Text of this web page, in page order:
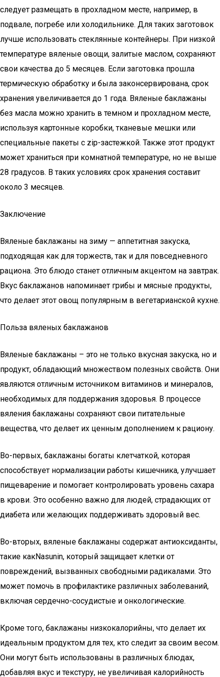
следует размещать в прохладном месте, например, в
подвале, погребе или холодильнике. Для таких заготовок
лучше использовать стеклянные контейнеры. При низкой
температуре вяленые овощи, залитые маслом, сохраняют
свои качества до 5 месяцев. Если заготовка прошла
термическую обработку и была законсервирована, срок
хранения увеличивается до 1 года. Вяленые баклажаны
без масла можно хранить в темном и прохладном месте,
используя картонные коробки, тканевые мешки или
специальные пакеты с zip-застежкой. Также этот продукт
может храниться при комнатной температуре, но не выше
28 градусов. В таких условиях срок хранения составит
около 3 месяцев.
Заключение
Вяленые баклажаны на зиму — аппетитная закуска,
подходящая как для торжеств, так и для повседневного
рациона. Это блюдо станет отличным акцентом на завтрак.
Вкус баклажанов напоминает грибы и мясные продукты,
что делает этот овощ популярным в вегетарианской кухне.
Польза вяленых баклажанов
Вяленые баклажаны – это не только вкусная закуска, но и
продукт, обладающий множеством полезных свойств. Они
являются отличным источником витаминов и минералов,
необходимых для поддержания здоровья. В процессе
вяления баклажаны сохраняют свои питательные
вещества, что делает их ценным дополнением к рациону.
Во-первых, баклажаны богаты клетчаткой, которая
способствует нормализации работы кишечника, улучшает
пищеварение и помогает контролировать уровень сахара
в крови. Это особенно важно для людей, страдающих от
диабета или желающих поддерживать здоровый вес.
Во-вторых, вяленые баклажаны содержат антиоксиданты,
такие какNasunin, который защищает клетки от
повреждений, вызванных свободными радикалами. Это
может помочь в профилактике различных заболеваний,
включая сердечно-сосудистые и онкологические.
Кроме того, баклажаны низкокалорийны, что делает их
идеальным продуктом для тех, кто следит за своим весом.
Они могут быть использованы в различных блюдах,
добавляя вкус и текстуру, не увеличивая калорийность